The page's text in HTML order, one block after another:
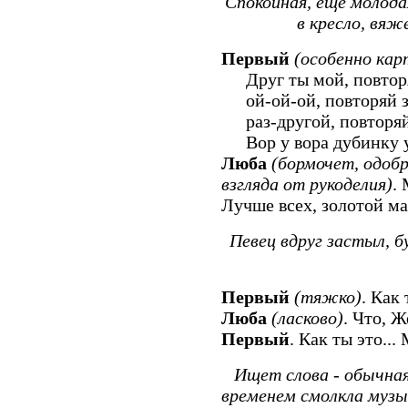
в кресло,
Первый (особенно
Друг ты мой,
ой-ой-ой, повторяй
раз-другой,
Вор у вора дубинку
Люба (бормочет,
взгляда от рукоделия).
Лучше всех, золотой
Певец вдруг застыл,
Первый (тяжко). Как
Люба (ласково). Что,
Первый. Как ты
Ищет слова -
временем смолкла